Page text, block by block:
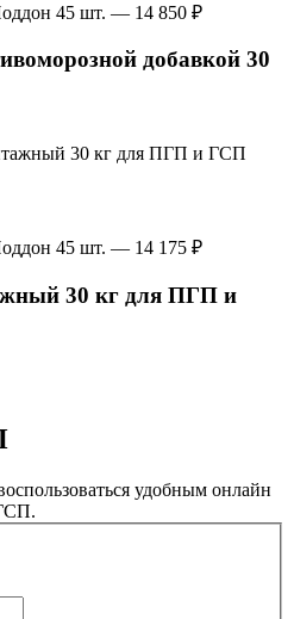
45 шт. — 14 850 ₽
добавкой 30
45 шт. — 14 175 ₽
30 кг для ПГП и
удобным онлайн